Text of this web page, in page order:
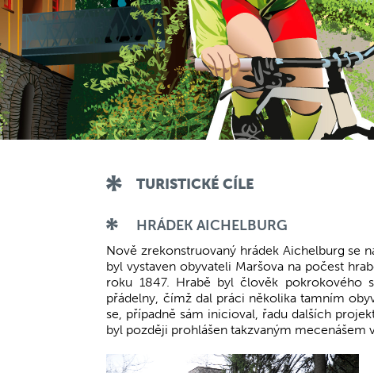
TURISTICKÉ CÍLE
HRÁDEK AICHELBURG
Nově zrekonstruovaný hrádek Aichelburg se
byl vystaven obyvateli Maršova na počest
roku 1847. Hrabě byl člověk pokrokového
přádelny, čímž dal práci několika tamním
se, případně sám inicioval, řadu dalších
byl později prohlášen takzvaným mecenášem